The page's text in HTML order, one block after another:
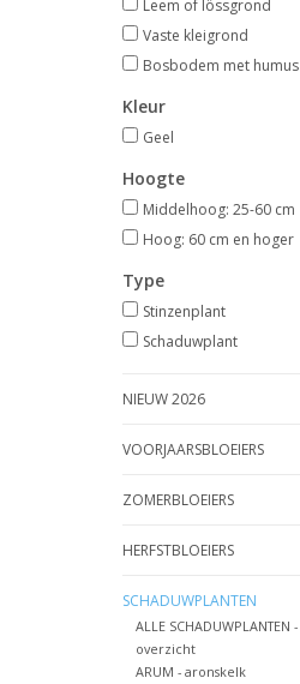
Leem of lössgrond
Vaste kleigrond
Bosbodem met humus
Kleur
Geel
Hoogte
Middelhoog: 25-60 cm
Hoog: 60 cm en hoger
Type
Stinzenplant
Schaduwplant
NIEUW 2026
VOORJAARSBLOEIERS
ZOMERBLOEIERS
HERFSTBLOEIERS
SCHADUWPLANTEN
ALLE SCHADUWPLANTEN -
overzicht
ARUM - aronskelk